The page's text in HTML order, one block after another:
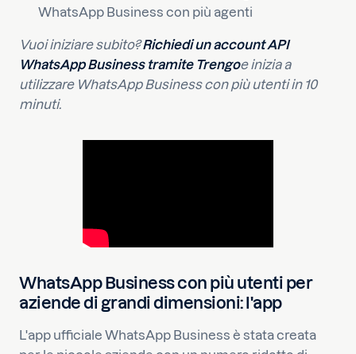
WhatsApp Business con più agenti
Vuoi iniziare subito?Richiedi un account API
WhatsApp Business tramite Trengoe inizia a
utilizzare WhatsApp Business con più utenti in 10
minuti.
WhatsApp Business con più utenti per
aziende di grandi dimensioni: l'app
L'app ufficiale WhatsApp Business è stata creata